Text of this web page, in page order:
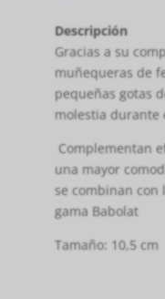
Descripción
Gracias a su
muñequeras de
pequeñas gotas
molestia durante
Complementan
una mayor
se combinan con
gama Babolat
Tamaño: 10,5 cm